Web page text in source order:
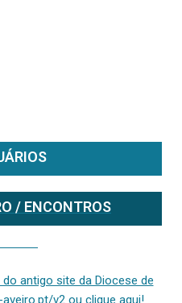
/ ENCONTROS
antigo site da Diocese de
v2 ou clique aqui!